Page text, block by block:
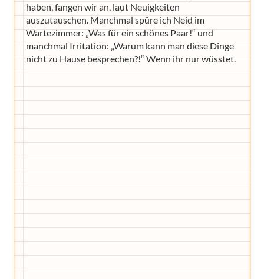
haben, fangen wir an, laut Neuigkeiten
auszutauschen. Manchmal spüre ich Neid im
Wartezimmer: „Was für ein schönes Paar!“ und
manchmal Irritation: „Warum kann man diese Dinge
nicht zu Hause besprechen?!“ Wenn ihr nur wüsstet.